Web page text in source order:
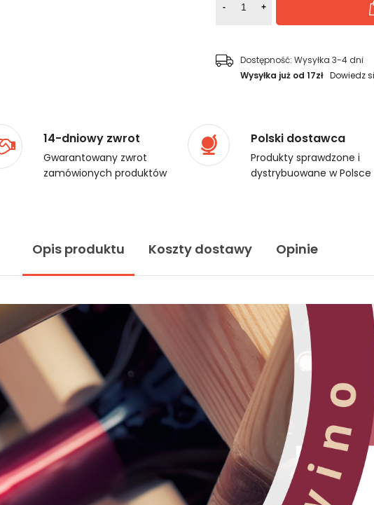
- +
Dostępność: Wysyłka 3-4 dni
Wysyłka już od 17zł Dowiedz
14-dniowy zwrot
Gwarantowany zwrot
zamówionych produktów
Polski dostawca
Produkty sprawdzone i
dystrybuowane w Polsce
Opis produktu Koszty dostawy Opinie